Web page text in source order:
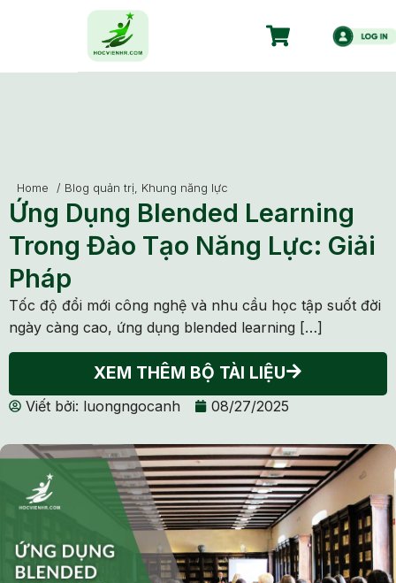
Home / Blog quản trị, Khung năng lực
Ứng Dụng Blended Learning
Trong Đào Tạo Năng Lực: Giải
Pháp
Tốc độ đổi mới công nghệ và nhu cầu học tập suốt đời
ngày càng cao, ứng dụng blended learning […]
XEM THÊM BỘ TÀI LIỆU
Viết bởi: luongngocanh 08/27/2025